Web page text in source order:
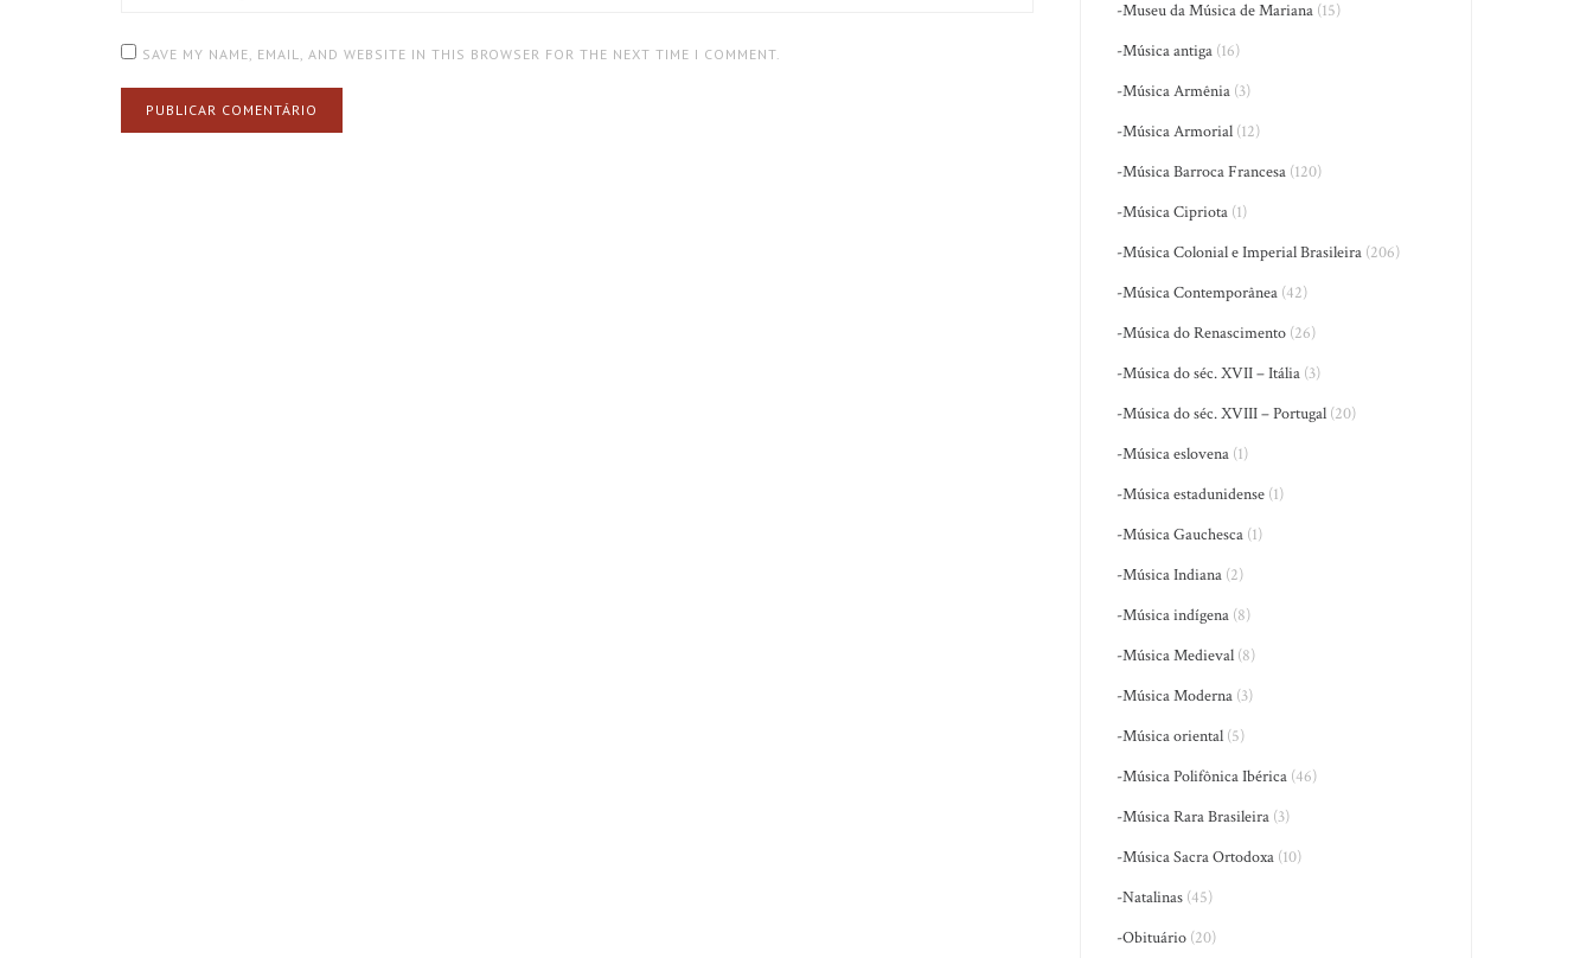
SAVE MY NAME, EMAIL, AND WEBSITE IN THIS BROWSER FOR THE NEXT TIME I COMMENT.
-Museu da Música de Mariana (15)
-Música antiga (16)
-Música Armênia (3)
-Música Armorial (12)
-Música Barroca Francesa (120)
-Música Cipriota (1)
-Música Colonial e Imperial Brasileira (206)
-Música Contemporânea (42)
-Música do Renascimento (26)
-Música do séc. XVII – Itália (3)
-Música do séc. XVIII – Portugal (20)
-Música eslovena (1)
-Música estadunidense (1)
-Música Gauchesca (1)
-Música Indiana (2)
-Música indígena (8)
-Música Medieval (8)
-Música Moderna (3)
-Música oriental (5)
-Música Polifônica Ibérica (46)
-Música Rara Brasileira (3)
-Música Sacra Ortodoxa (10)
-Natalinas (45)
-Obituário (20)